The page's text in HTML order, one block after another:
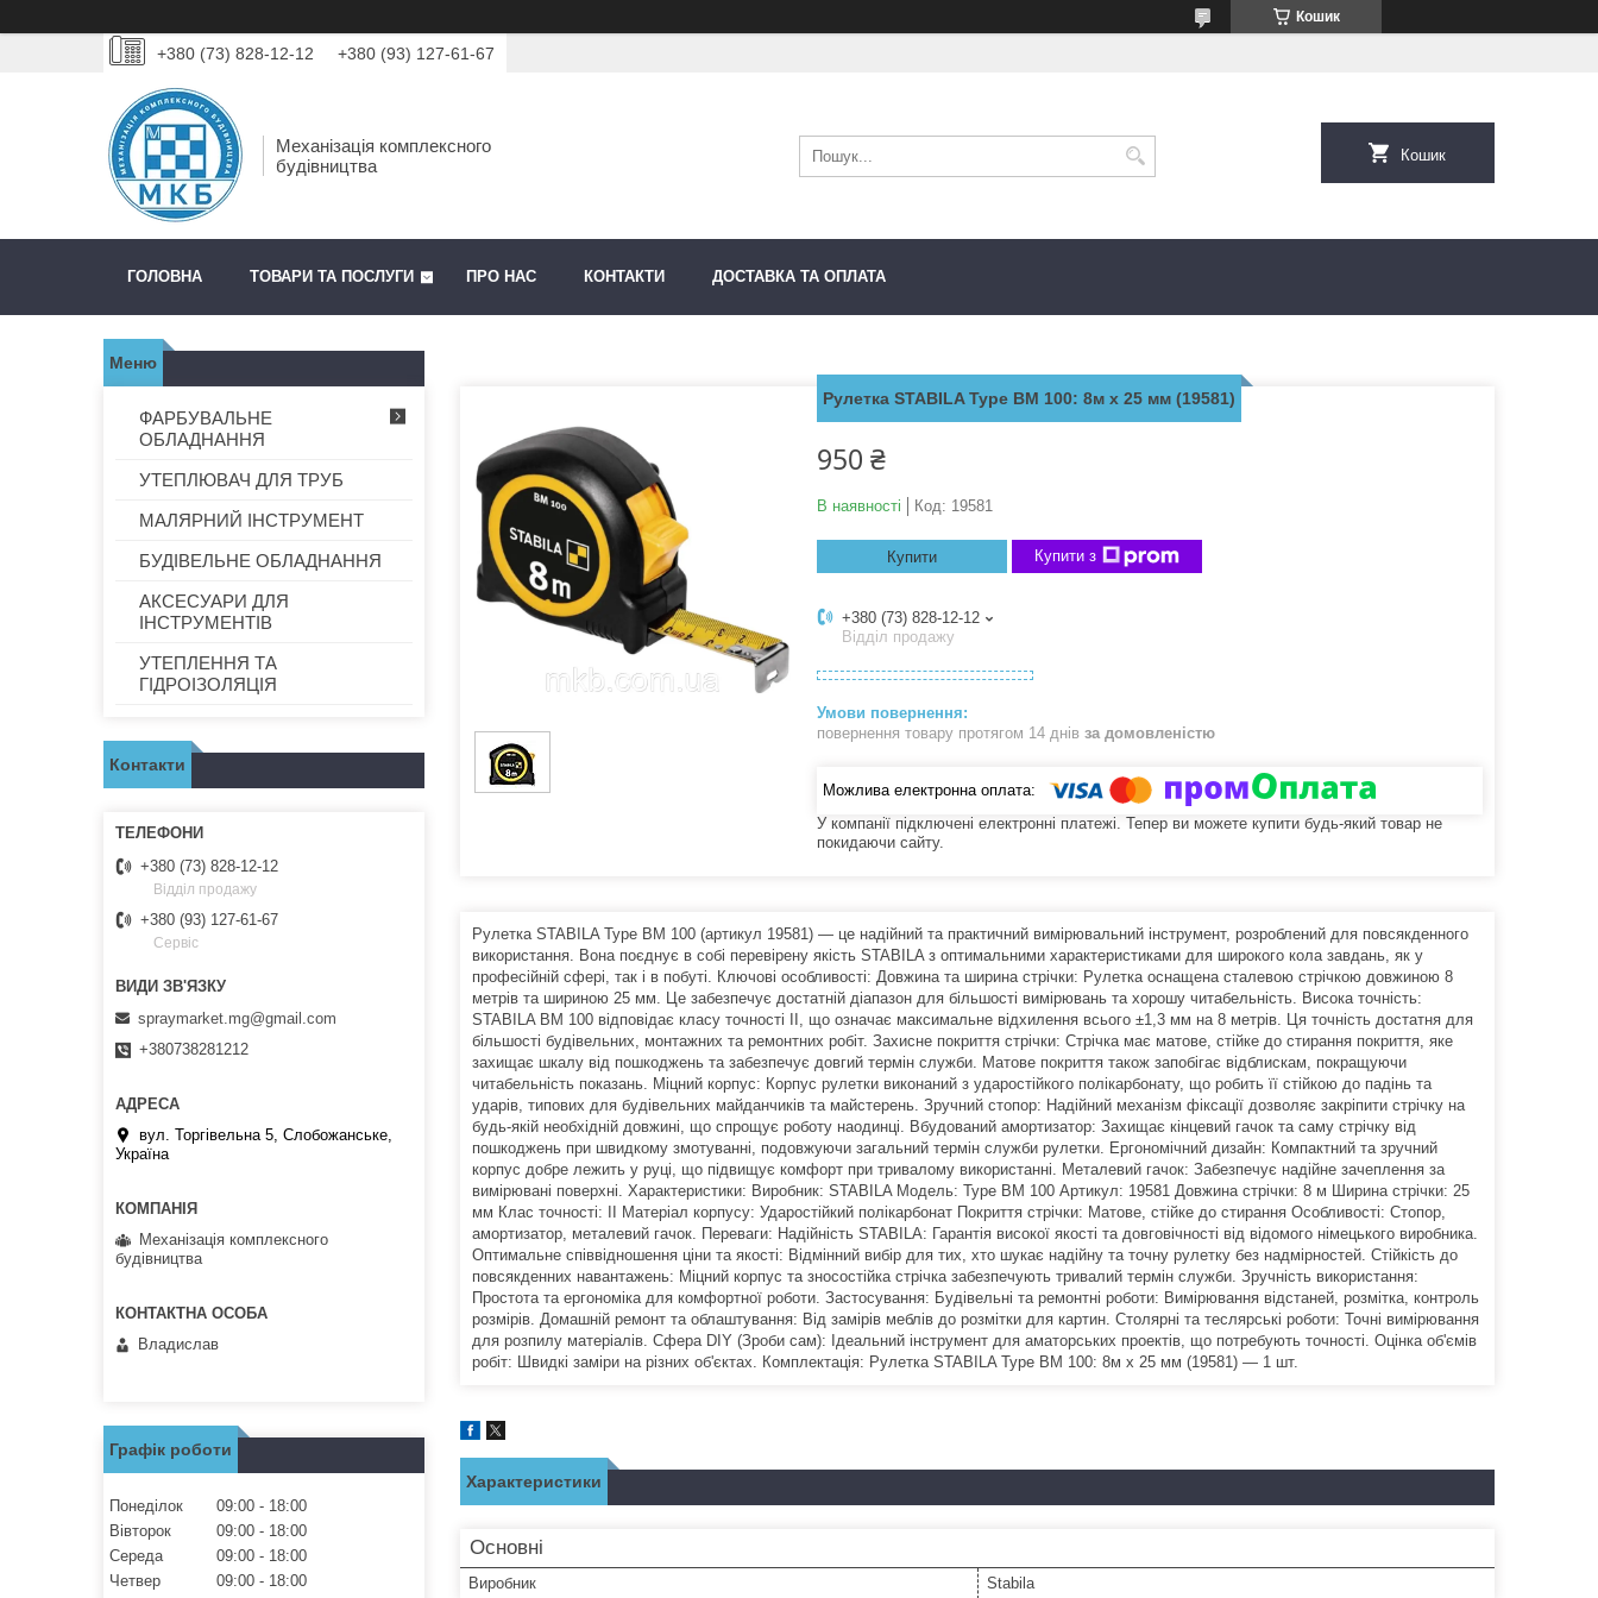
Кошик
+380 (73) 828-12-12 +380 (93) 127-61-67
Механізація комплексного
будівництва
Кошик
ГОЛОВНА ТОВАРИ ТА ПОСЛУГИ ПРО НАС КОНТАКТИ ДОСТАВКА ТА ОПЛАТА
Рулетка STABILA Type BM 100: 8м x 25 мм (19581)
950 ₴
В наявності Код: 19581
Купити Купити з
+380 (73) 828-12-12
Відділ продажу
повернення товару протягом 14 днів за домовленістю
У компанії підключені електронні платежі. Тепер ви можете купити будь-який товар не
покидаючи сайту.
Рулетка STABILA Type BM 100 (артикул 19581) — це надійний та практичний вимірювальний інструмент, розроблений для повсякденного
використання. Вона поєднує в собі перевірену якість STABILA з оптимальними характеристиками для широкого кола завдань, як у
професійній сфері, так і в побуті. Ключові особливості: Довжина та ширина стрічки: Рулетка оснащена сталевою стрічкою довжиною 8
метрів та шириною 25 мм. Це забезпечує достатній діапазон для більшості вимірювань та хорошу читабельність. Висока точність:
STABILA BM 100 відповідає класу точності II, що означає максимальне відхилення всього ±1,3 мм на 8 метрів. Ця точність достатня для
більшості будівельних, монтажних та ремонтних робіт. Захисне покриття стрічки: Стрічка має матове, стійке до стирання покриття, яке
захищає шкалу від пошкоджень та забезпечує довгий термін служби. Матове покриття також запобігає відблискам, покращуючи
читабельність показань. Міцний корпус: Корпус рулетки виконаний з ударостійкого полікарбонату, що робить її стійкою до падінь та
ударів, типових для будівельних майданчиків та майстерень. Зручний стопор: Надійний механізм фіксації дозволяє закріпити стрічку на
будь-якій необхідній довжині, що спрощує роботу наодинці. Вбудований амортизатор: Захищає кінцевий гачок та саму стрічку від
пошкоджень при швидкому змотуванні, подовжуючи загальний термін служби рулетки. Ергономічний дизайн: Компактний та зручний
корпус добре лежить у руці, що підвищує комфорт при тривалому використанні. Металевий гачок: Забезпечує надійне зачеплення за
вимірювані поверхні. Характеристики: Виробник: STABILA Модель: Type BM 100 Артикул: 19581 Довжина стрічки: 8 м Ширина стрічки: 25
мм Клас точності: II Матеріал корпусу: Ударостійкий полікарбонат Покриття стрічки: Матове, стійке до стирання Особливості: Стопор,
амортизатор, металевий гачок. Переваги: Надійність STABILA: Гарантія високої якості та довговічності від відомого німецького виробника.
Оптимальне співвідношення ціни та якості: Відмінний вибір для тих, хто шукає надійну та точну рулетку без надмірностей. Стійкість до
повсякденних навантажень: Міцний корпус та зносостійка стрічка забезпечують тривалий термін служби. Зручність використання:
Простота та ергономіка для комфортної роботи. Застосування: Будівельні та ремонтні роботи: Вимірювання відстаней, розмітка, контроль
розмірів. Домашній ремонт та облаштування: Від замірів меблів до розмітки для картин. Столярні та теслярські роботи: Точні вимірювання
для розпилу матеріалів. Сфера DIY (Зроби сам): Ідеальний інструмент для аматорських проектів, що потребують точності. Оцінка об'ємів
робіт: Швидкі заміри на різних об'єктах. Комплектація: Рулетка STABILA Type BM 100: 8м x 25 мм (19581) — 1 шт.
Характеристики
Основні
Виробник Stabila
ФАРБУВАЛЬНЕ
ОБЛАДНАННЯ
УТЕПЛЮВАЧ ДЛЯ ТРУБ
МАЛЯРНИЙ ІНСТРУМЕНТ
БУДІВЕЛЬНЕ ОБЛАДНАННЯ
АКСЕСУАРИ ДЛЯ
ІНСТРУМЕНТІВ
УТЕПЛЕННЯ ТА
ГІДРОІЗОЛЯЦІЯ
Контакти
+380 (73) 828-12-12
Відділ продажу
+380 (93) 127-61-67
Сервіс
spraymarket.mg@gmail.com
+380738281212
вул. Торгівельна 5, Слобожанське,
Україна
Механізація комплексного
будівництва
Владислав
Графік роботи
Понеділок 09:00
18:00
Вівторок
09:00
18:00
Середа
09:00
18:00
Четвер
09:00
18:00